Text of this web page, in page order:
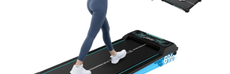
engagés pour la meilleure
expérience de remise en forme.